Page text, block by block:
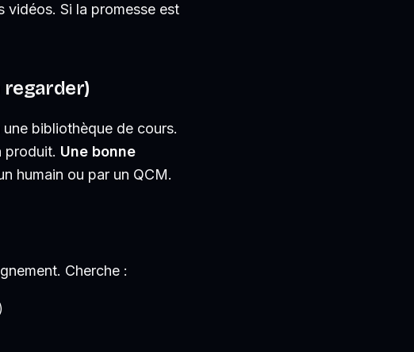
vidéos. Si la promesse est
regarder)
bibliothèque de cours.
produit. Une bonne
humain ou par un QCM.
Cherche :